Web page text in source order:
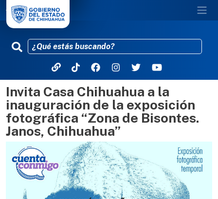
Pasar al contenido principal
Invita Casa Chihuahua a la
inauguración de la exposición
fotográfica “Zona de Bisontes.
Janos, Chihuahua”